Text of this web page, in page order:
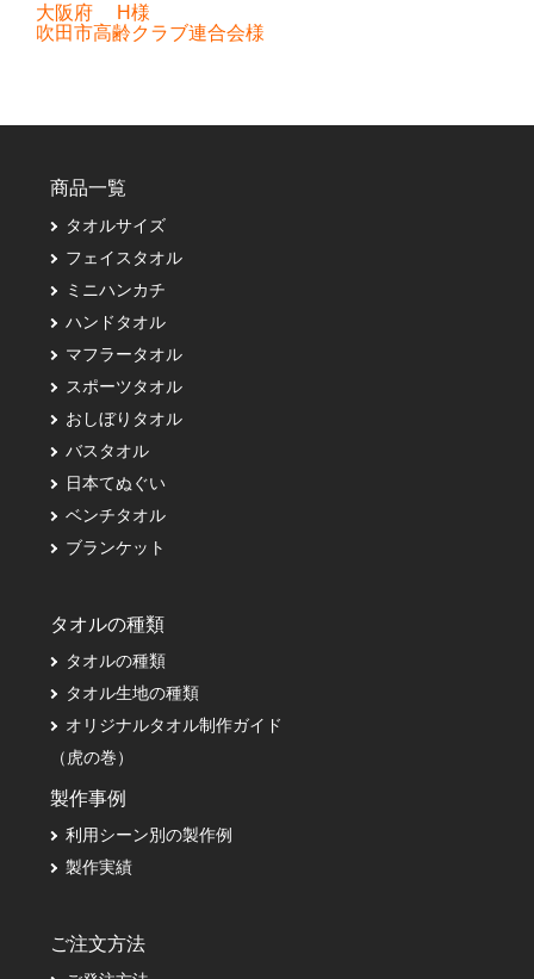
大阪府 H様
吹田市高齢クラブ連合会様
商品一覧
タオルサイズ
フェイスタオル
ミニハンカチ
ハンドタオル
マフラータオル
スポーツタオル
おしぼりタオル
バスタオル
日本てぬぐい
ベンチタオル
ブランケット
タオルの種類
タオルの種類
タオル生地の種類
オリジナルタオル制作ガイド
（虎の巻）
製作事例
利用シーン別の製作例
製作実績
ご注文方法